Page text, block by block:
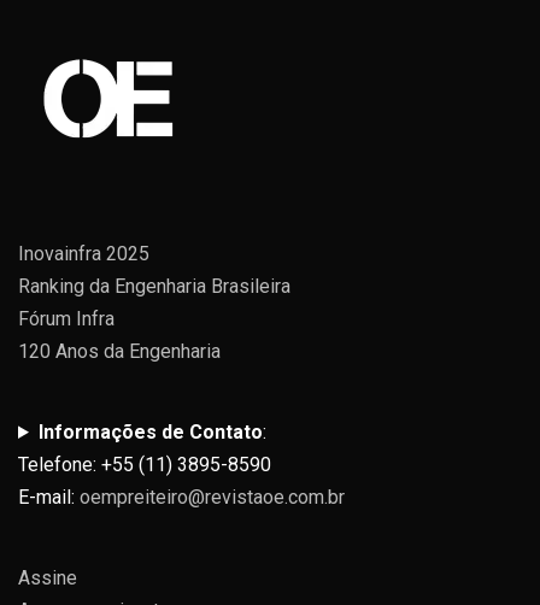
Inovainfra 2025
Ranking da Engenharia Brasileira
Fórum Infra
120 Anos da Engenharia
Informações de Contato:
Telefone: +55 (11) 3895-8590
E-mail: oempreiteiro@revistaoe.com.br
Assine